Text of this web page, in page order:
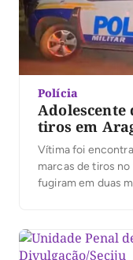
Polícia
Adolescente
tiros em
Vítima foi
marcas de tiros
fugiram em duas